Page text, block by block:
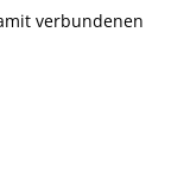
verbundenen